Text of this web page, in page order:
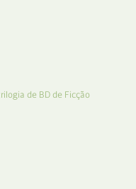
de BD de Ficção